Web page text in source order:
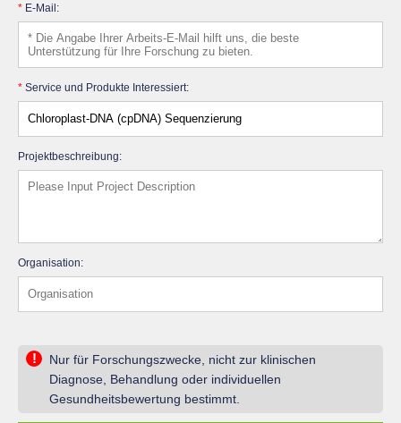
* E-Mail:
* Service und Produkte Interessiert:
Projektbeschreibung:
Organisation:
!
Nur für Forschungszwecke, nicht zur klinischen
Diagnose, Behandlung oder individuellen
Gesundheitsbewertung bestimmt.